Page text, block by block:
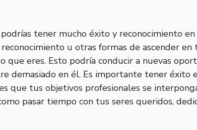
tener mucho éxito y reconocimiento
u otras formas de ascender
que eres. Esto podría conducir a nuevas
demasiado en él. Es importante tener
que tus objetivos profesionales se
pasar tiempo con tus seres queridos,